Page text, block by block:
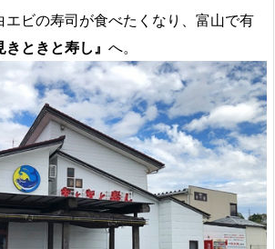
エビの寿司が食べたくなり、富山で有
きときと寿し』 へ。